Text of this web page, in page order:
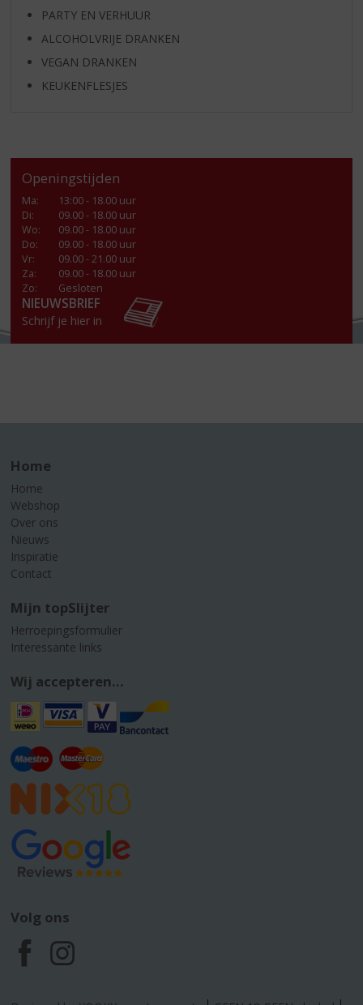
PARTY EN VERHUUR
ALCOHOLVRIJE DRANKEN
VEGAN DRANKEN
KEUKENFLESJES
Openingstijden
Ma:
13:00 - 18.00 uur
Di:
09.00 - 18.00 uur
Wo:
09.00 - 18.00 uur
Do:
09.00 - 18.00 uur
Vr:
09.00 - 21.00 uur
Za:
09.00 - 18.00 uur
Zo:
Gesloten
NIEUWSBRIEF
Schrijf je hier in
Home
Home
Webshop
Over ons
Nieuws
Inspiratie
Contact
Mijn topSlijter
Herroepingsformulier
Interessante links
Wij accepteren...
Volg ons
F
a
I
n